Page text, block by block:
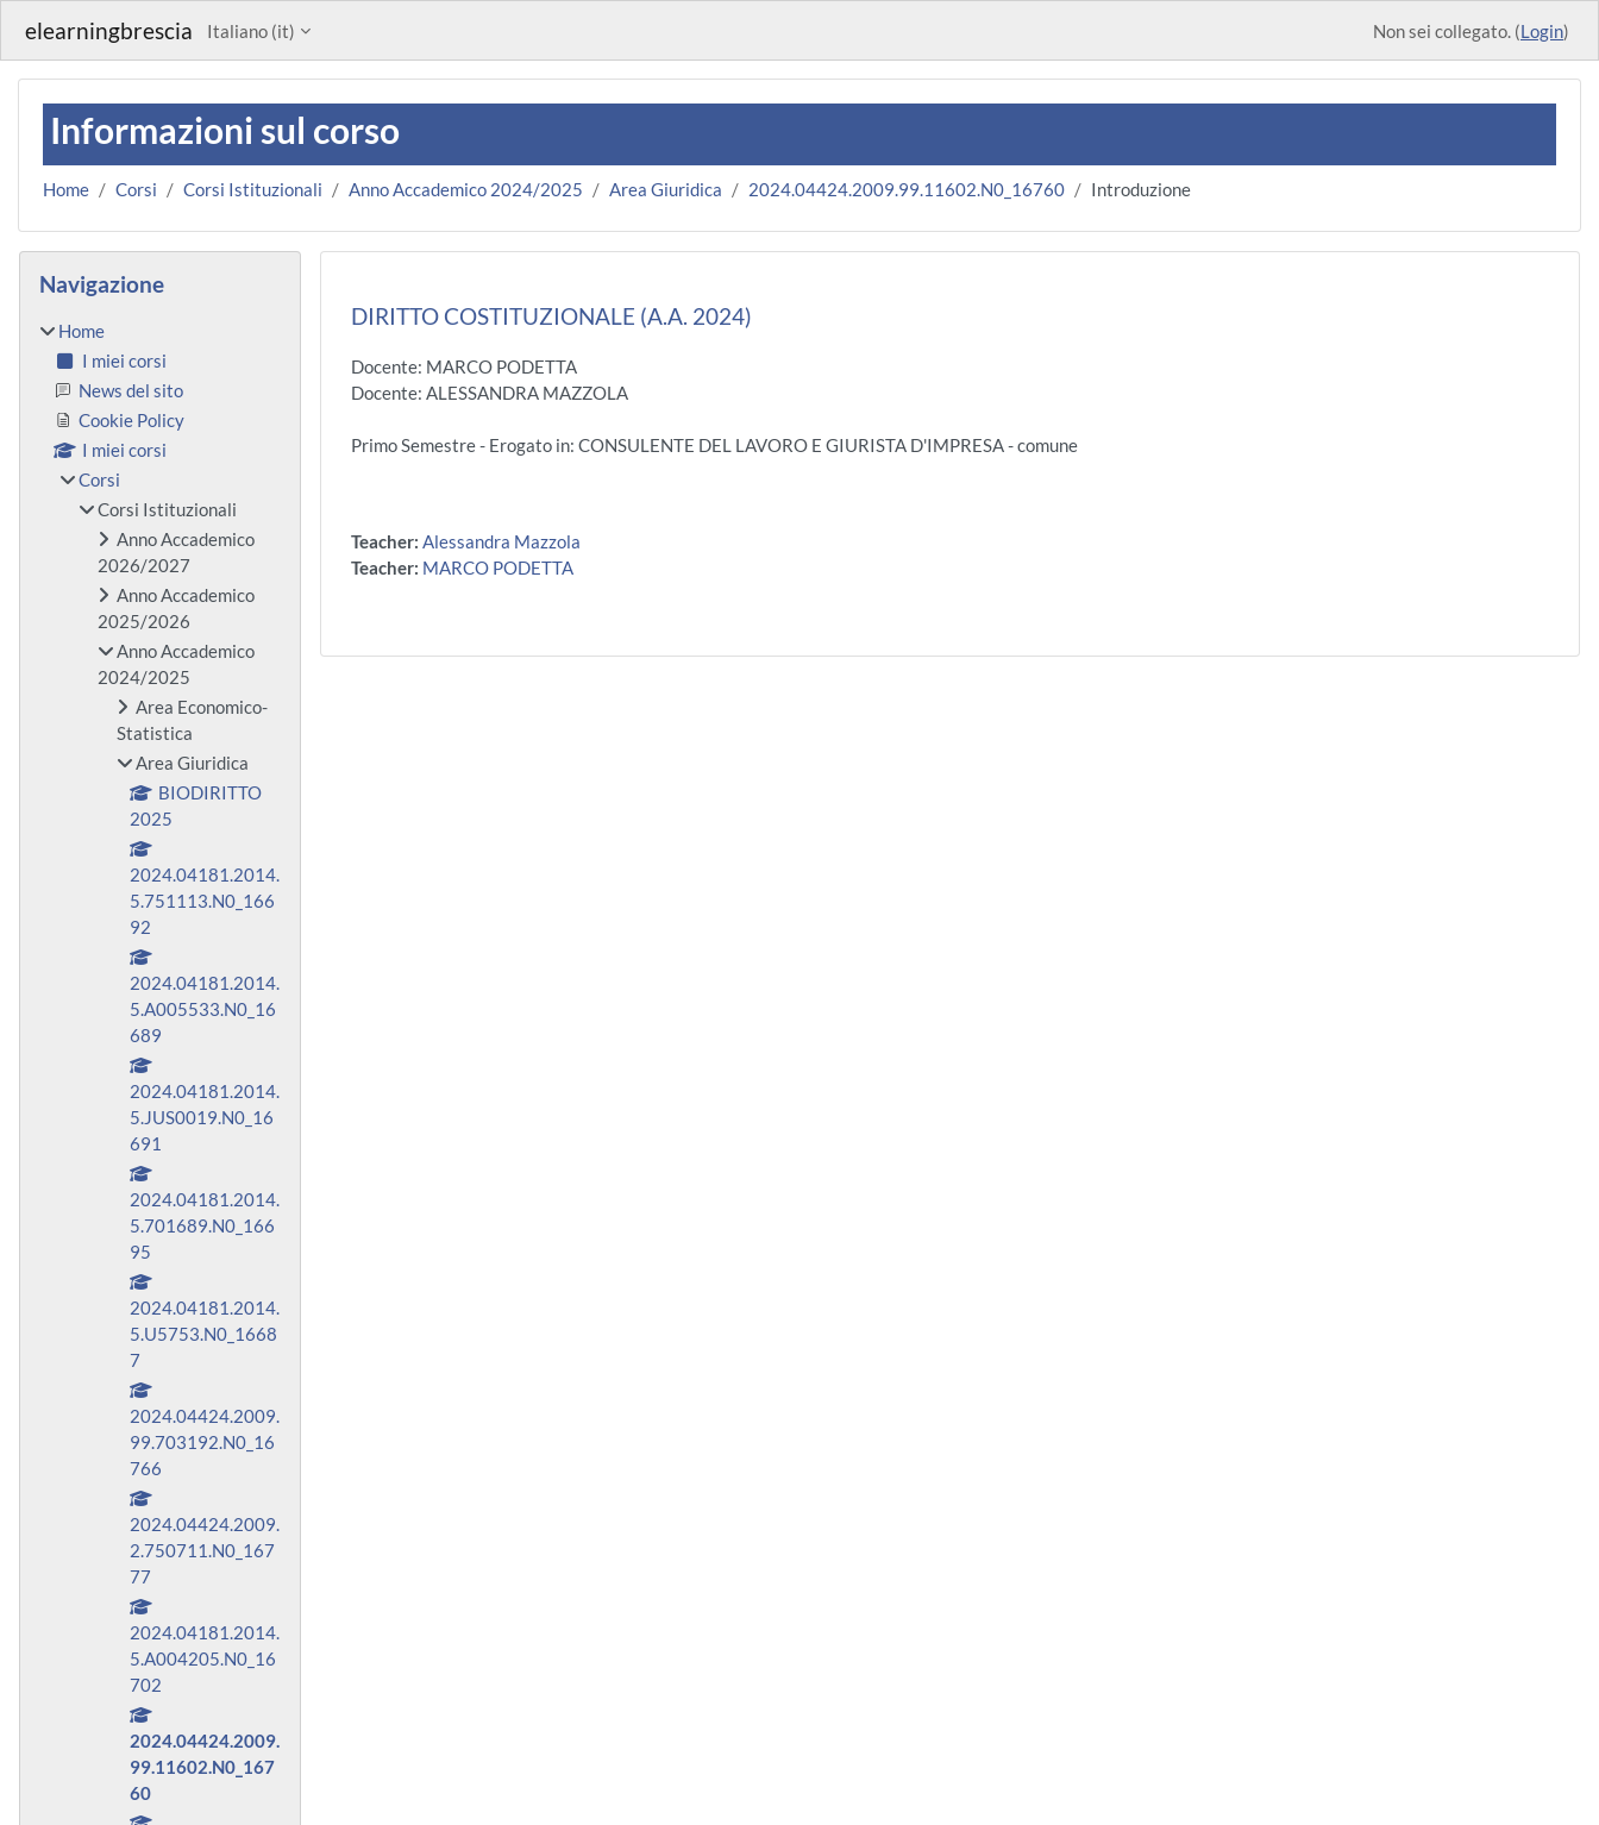
elearningbrescia Italiano ‎(it)‎ Non sei collegato. (Login)
Informazioni sul corso
Home Corsi Corsi Istituzionali Anno Accademico 2024/2025 Area Giuridica 2024.04424.2009.99.11602.N0_16760 Introduzione
DIRITTO COSTITUZIONALE (A.A. 2024)
Docente: MARCO PODETTA
Docente: ALESSANDRA MAZZOLA
Primo Semestre - Erogato in: CONSULENTE DEL LAVORO E GIURISTA D'IMPRESA - comune
Teacher: Alessandra Mazzola
Teacher: MARCO PODETTA
Blocchi
Navigazione
Home
I miei corsi
News del sito
Cookie Policy
I miei corsi
Corsi
Corsi Istituzionali
Anno Accademico
2026/2027
Anno Accademico
2025/2026
Anno Accademico
2024/2025
Area Economico-
Statistica
Area Giuridica
BIODIRITTO
2025
2024.04181.2014.
5.751113.N0_166
92
2024.04181.2014.
5.A005533.N0_16
689
2024.04181.2014.
5.JUS0019.N0_16
691
2024.04181.2014.
5.701689.N0_166
95
2024.04181.2014.
5.U5753.N0_1668
7
2024.04424.2009.
99.703192.N0_16
766
2024.04424.2009.
2.750711.N0_167
77
2024.04181.2014.
5.A004205.N0_16
702
2024.04424.2009.
99.11602.N0_167
60